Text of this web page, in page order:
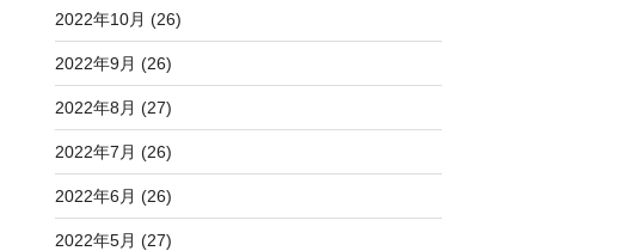
2022年10月 (26)
2022年9月 (26)
2022年8月 (27)
2022年7月 (26)
2022年6月 (26)
2022年5月 (27)